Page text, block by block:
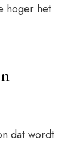
hoger het
dat wordt